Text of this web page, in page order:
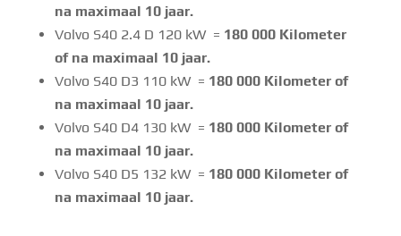
na maximaal 10 jaar.
Volvo S40 2.4 D 120 kW = 180 000 Kilometer
of na maximaal 10 jaar.
Volvo S40 D3 110 kW = 180 000 Kilometer of
na maximaal 10 jaar.
Volvo S40 D4 130 kW = 180 000 Kilometer of
na maximaal 10 jaar.
Volvo S40 D5 132 kW = 180 000 Kilometer of
na maximaal 10 jaar.